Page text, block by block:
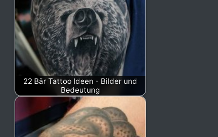
22 Bär Tattoo Ideen - Bilder und
Bedeutung